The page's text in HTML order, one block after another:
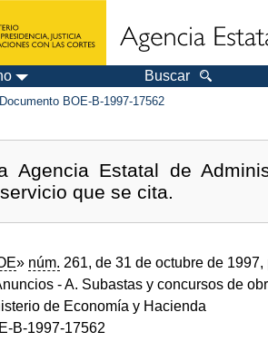
Buscar
Documento BOE-B-1997-17562
Agencia Estatal de
que se cita.
» núm. 261, de 31 de octubre de
- A. Subastas y concursos de
de Economía y Hacienda
B-1997-17562